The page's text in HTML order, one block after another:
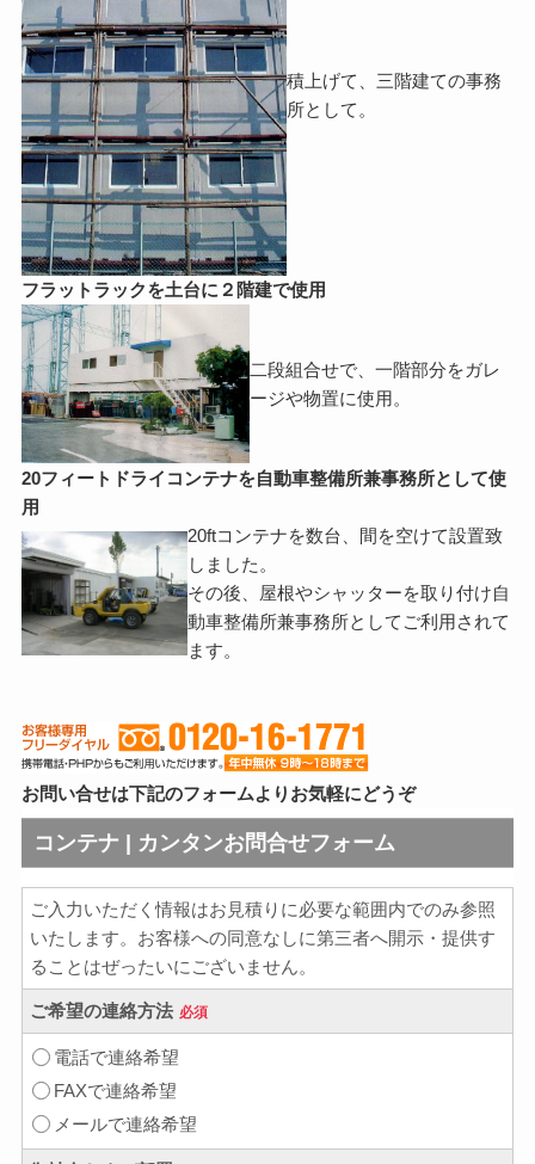
積上げて、三階建ての事務
所として。
フラットラックを土台に２階建で使用
二段組合せで、一階部分をガレ
ージや物置に使用。
20フィートドライコンテナを自動車整備所兼事務所として使
用
20ftコンテナを数台、間を空けて設置致
しました。
その後、屋根やシャッターを取り付け自
動車整備所兼事務所としてご利用されて
ます。
お問い合せは下記のフォームよりお気軽にどうぞ